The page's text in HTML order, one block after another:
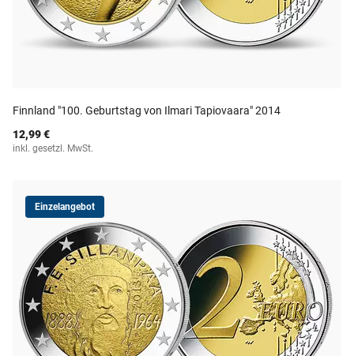
Finnland "100. Geburtstag von Ilmari Tapiovaara" 2014
12,99 €
inkl. gesetzl. MwSt.
Einzelangebot